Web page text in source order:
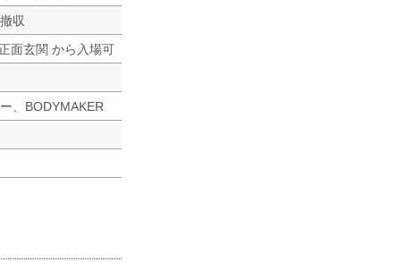
収
面玄関 から入場可
、BODYMAKER